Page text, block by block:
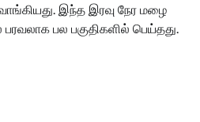
இந்த இரவு நேர மழை
பல பகுதிகளில் பெய்தது.